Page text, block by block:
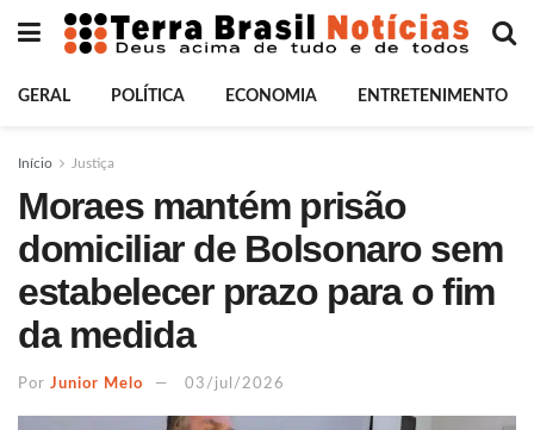
GERAL POLÍTICA ECONOMIA ENTRETENIMENTO
Início Justiça
Moraes mantém prisão
domiciliar de Bolsonaro sem
estabelecer prazo para o fim
da medida
Por Junior Melo 03/jul/2026